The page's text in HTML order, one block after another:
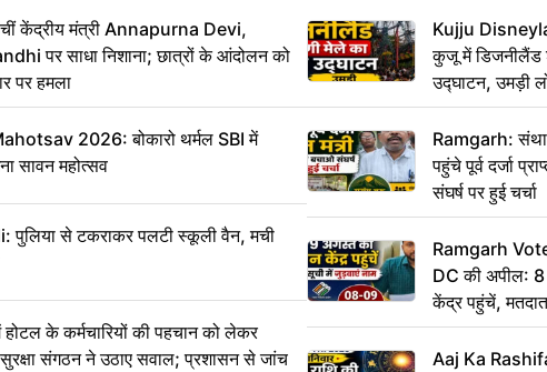
केंद्रीय मंत्री Annapurna Devi,
पर साधा निशाना; छात्रों के आंदोलन को
पर हमला
2026: बोकारो थर्मल SBI में
सावन महोत्सव
पुलिया से टकराकर पलटी स्कूली वैन, मची
के कर्मचारियों की पहचान को लेकर
सुरक्षा संगठन ने उठाए सवाल; प्रशासन से जांच
Kujju
कुजू में डिजनीलैंड
उद्घाटन, उमड़ी
Ramgarh:
पहुंचे पूर्व दर्जा
संघर्ष पर हुई चर्चा
Ramgarh
DC की अपील:
केंद्र पहुंचें,
Aaj Ka